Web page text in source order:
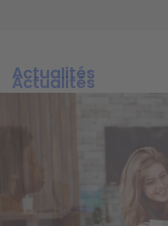
Actualités
Actualités
Image